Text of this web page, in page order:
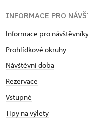
inventarizace
a to v již
Litomyšl,
instalace a
výběrovém
INFORMACE PRO
Informace pro návštěvníky
Prohlídkové okruhy
Návštěvní doba
Rezervace
Vstupné
Tipy na výlety